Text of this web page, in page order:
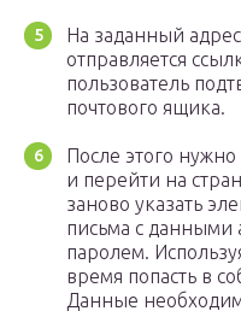
На заданный
отправляется
пользователь
почтового ящика.
После этого
и перейти на
заново указать
письма с
паролем.
время попасть в
Данные